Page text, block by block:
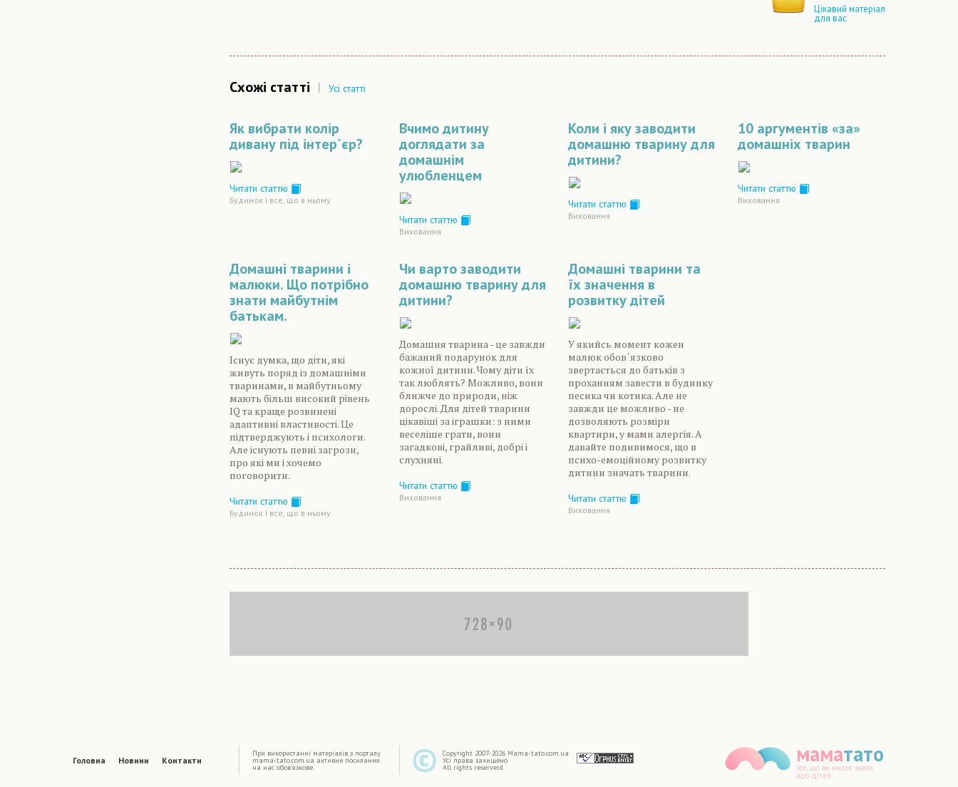
Цікавий матеріал
для вас
Схожі статті | Усі статті
Як вибрати колір
дивану під інтер´єр?
Читати статтю
Будинок і все, що в ньому
Вчимо дитину
доглядати за
домашнім
улюбленцем
Читати статтю
Виховання
Коли і яку заводити
домашню тварину для
дитини?
Читати статтю
Виховання
10 аргументів «за»
домашніх тварин
Читати статтю
Виховання
Домашні тварини і
малюки. Що потрібно
знати майбутнім
батькам.
Існує думка, що діти, які
живуть поряд із домашніми
тваринами, в майбутньому
мають більш високий рівень
IQ та краще розвинені
адаптивні властивості. Це
підтверджують і психологи.
Але існують певні загрози,
про які ми і хочемо
поговорити.
Читати статтю
Будинок і все, що в ньому
Чи варто заводити
домашню тварину для
дитини?
Домашня тварина - це завжди
бажаний подарунок для
кожної дитини. Чому діти їх
так люблять? Можливо, вони
ближче до природи, ніж
дорослі. Для дітей тварини
цікавіші за іграшки: з ними
веселіше грати, вони
загадкові, грайливі, добрі і
слухняні.
Читати статтю
Виховання
Домашні тварини та
їх значення в
розвитку дітей
У якийсь момент кожен
малюк обов´язково
звертається до батьків з
проханням завести в будинку
песика чи котика. Але не
завжди це можливо - не
дозволяють розміри
квартири, у мами алергія. А
давайте подивимося, що в
психо-емоційному розвитку
дитини значать тварини.
Читати статтю
Виховання
Головна Новини Контакти
При використаннi матерiалiв з порталу
mama-tato.com.ua активне посилання
на нас обов'язкове.
Copyright 2007-2026 Mama-tato.com.ua
Усі права захищено.
All rights reserverd.
маматато
Усе, що ви маєте знати
про дітей